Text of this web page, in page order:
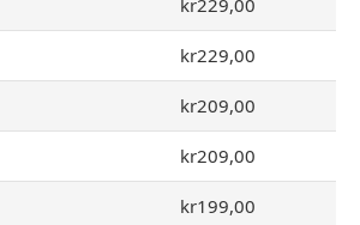
kr229,00
kr229,00
kr209,00
kr209,00
kr199,00